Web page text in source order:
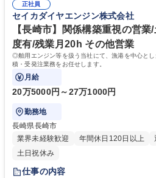
顧客先は社用車で移動します。 募集職種 【大分県佐伯市】エンジニア職
(舶用エンジン整備)◎年休126日/安定性◎
ビス事業/部品・舟艇・関連機器の販売事
～1000馬力の舶用エンジン分野で圧倒的
位！■安定した経営基盤のもと,堅実な成長を続け
学歴：大学院 大学 高専 短大 専修学校 高
正社員
セイカダイヤエンジン株式会社
【長崎市】関係構築重視の営
度有/残業月20h その他営業
◎舶用エンジン等を扱う当社にて、漁港を中心と
積・受発注業務をお任せします。
月給
20万5000円～27万1000円
勤務地
長崎県長崎市
業界未経験歓迎
年間休日120日以上
土日祝休み
仕事の内容